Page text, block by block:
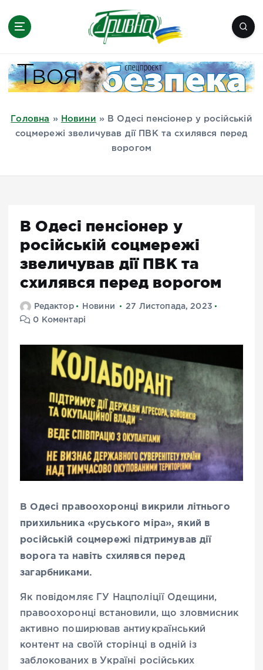
Миколаїв, Одеса, Мелітополь
Головна » Новини »
В Одесі пенсіонер у російській
соцмережі звеличував дії ПВК та схилявся перед
ворогом
В Одесі пенсіонер у
російській соцмережі
звеличував дії ПВК та
схилявся перед ворогом
Редактор Новини
27 Листопада, 2023
0 Коментарі
В Одесі правоохоронці викрили літнього
прихильника «руського міра», який в
російській соцмережі підтримував дії
ворога та навіть схилявся перед
загарбниками.
Як повідомляє ГУ Нацполіції Одещини,
правоохоронці встановили, що зловмисник
активно поширював антиукраїнський
контент на своїй сторінці в одній із
заблокованих в Україні російських